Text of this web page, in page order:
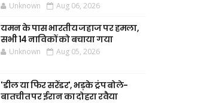
Unknown Aug 06, 2026
यमन के पास भारतीय जहाज पर हमला,
सभी 14 नाविकों को बचाया गया
Unknown Aug 05, 2026
'डील या फिर सरेंडर', भड़के ट्रंप बोले-
बातचीत पर ईरान का दोहरा रवैया